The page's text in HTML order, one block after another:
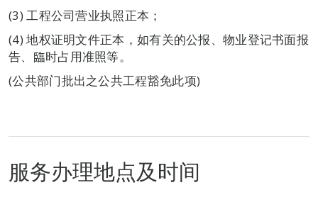
(3) 工程公司营业执照正本；
(4) 地权证明文件正本，如有关的公报、物业登记书面报
告、臨时占用准照等。
(公共部门批出之公共工程豁免此项)
服务办理地点及时间